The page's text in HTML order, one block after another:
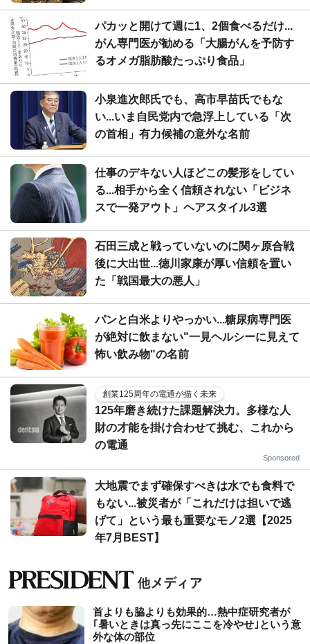
パカッと開けて週に1、2個食べるだけ...
がん専門医が勧める「大腸がんを予防す
るオメガ脂肪酸たっぷり食品」
小泉進次郎氏でも、高市早苗氏でもな
い...いま自民党内で急浮上している「次
の首相」有力候補の意外な名前
仕事のデキない人ほどこの髪形をしてい
る...相手から全く信頼されない「ビジネ
スで一発アウト」ヘアスタイル3選
石田三成と戦っていないのに関ヶ原合戦
後に大出世...徳川家康が厚い信頼を置い
た「戦国最大の悪人」
パンと白米よりやっかい...糖尿病専門医
が絶対に飲まない"一見ヘルシーに見えて
怖い飲み物"の名前
創業125周年の電通が描く未来
125年磨き続けた課題解決力。多様な人
財の才能を掛け合わせて挑む、これから
の電通
Sponsored
大地震でまず確保すべきは水でも食料で
もない...被災者が「これだけは担いで逃
げて」という最も重要なモノ2選【2025
年7月BEST】
首よりも脇よりも効果的…熱中症研究者が
｢暑いときは真っ先にここを冷やせ｣という意
外な体の部位